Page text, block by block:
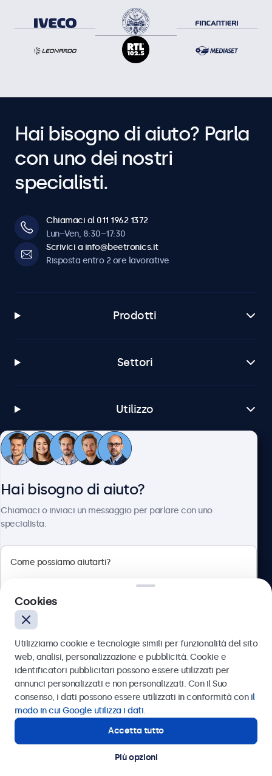
Hai bisogno di aiuto? Parla
con uno dei nostri
specialisti.
Chiamaci al 011 1962 1372
Lun–Ven, 8:30–17:30
Scrivici a info@beetronics.it
Risposta entro 2 ore lavorative
Prodotti
Settori
Utilizzo
Servizio Clienti
Italiano
© 2026 Beetronics
Hai bisogno di aiuto?
Chiamaci o inviaci un messaggio per parlare con uno
specialista.
Inviare
Oppure chiamaci al
Contatta i nostri esperti
Cookies
Utilizziamo cookie e tecnologie simili per funzionalità del sito
web, analisi, personalizzazione e pubblicità. Cookie e
identificatori pubblicitari possono essere utilizzati per
annunci personalizzati e non personalizzati. Con il Suo
consenso, i dati possono essere utilizzati in conformità con il
modo in cui Google utilizza i dati.
Accetta tutto
Più opzioni